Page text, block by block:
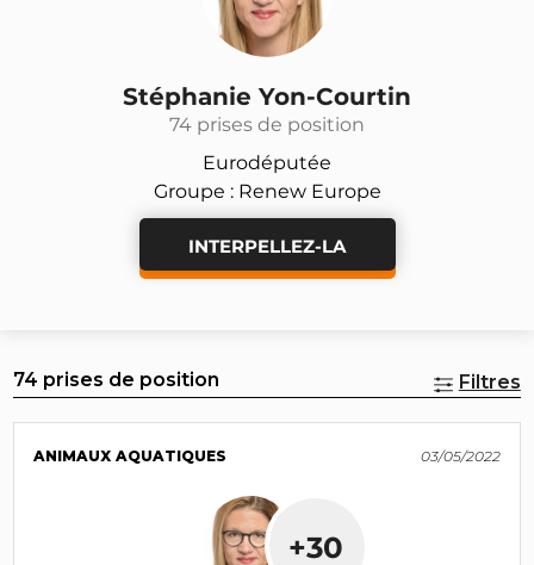
Stéphanie Yon-Courtin
74 prises de position
Eurodéputée
Groupe : Renew Europe
INTERPELLEZ-LA
74 prises de position Filtres
ANIMAUX AQUATIQUES 03/05/2022
+30